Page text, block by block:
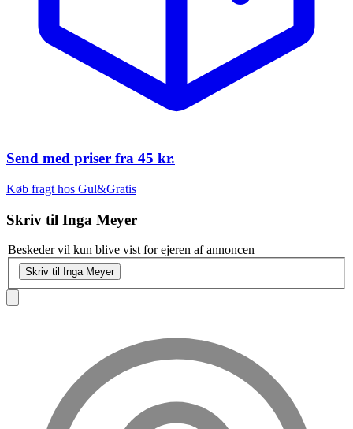
Send med priser fra 45 kr.
Køb fragt hos Gul&Gratis
Skriv til Inga Meyer
Beskeder vil kun blive vist for ejeren af annoncen
Skriv til Inga Meyer